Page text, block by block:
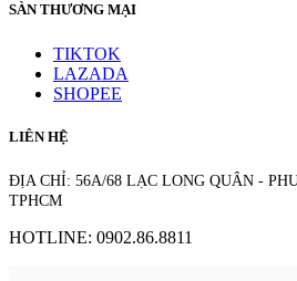
SÀN THƯƠNG MẠI
TIKTOK
LAZADA
SHOPEE
LIÊN HỆ
ĐỊA CHỈ: 56A/68 LẠC LONG QUÂN -
TPHCM
HOTLINE: 0902.86.8811